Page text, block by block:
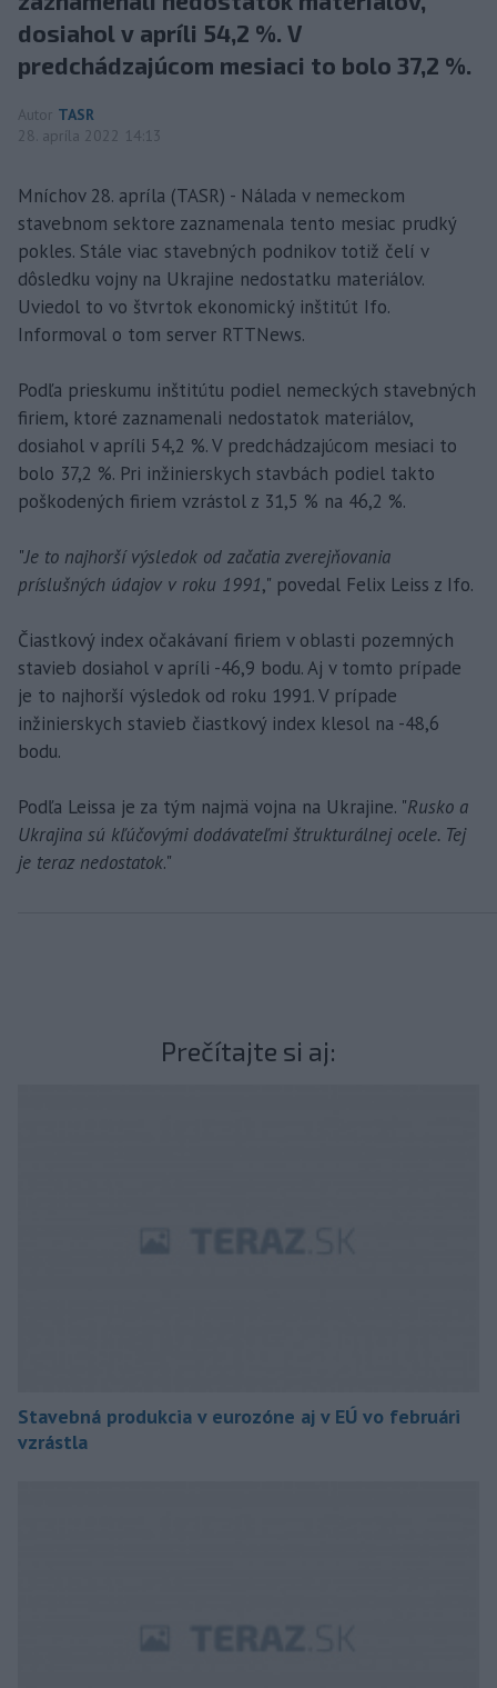
dosiahol v apríli 54,2 %. V
predchádzajúcom mesiaci to bolo 37,2 %.
Autor TASR
28. apríla 2022 14:13
Mníchov 28. apríla (TASR) - Nálada v nemeckom
stavebnom sektore zaznamenala tento mesiac prudký
pokles. Stále viac stavebných podnikov totiž čelí v
dôsledku vojny na Ukrajine nedostatku materiálov.
Uviedol to vo štvrtok ekonomický inštitút Ifo.
Informoval o tom server RTTNews.
Podľa prieskumu inštitútu podiel nemeckých stavebných
firiem, ktoré zaznamenali nedostatok materiálov,
dosiahol v apríli 54,2 %. V predchádzajúcom mesiaci to
bolo 37,2 %. Pri inžinierskych stavbách podiel takto
poškodených firiem vzrástol z 31,5 % na 46,2 %.
"Je to najhorší výsledok od začatia zverejňovania
príslušných údajov v roku 1991," povedal Felix Leiss z Ifo.
Čiastkový index očakávaní firiem v oblasti pozemných
stavieb dosiahol v apríli -46,9 bodu. Aj v tomto prípade
je to najhorší výsledok od roku 1991. V prípade
inžinierskych stavieb čiastkový index klesol na -48,6
bodu.
Podľa Leissa je za tým najmä vojna na Ukrajine. "Rusko a
Ukrajina sú kľúčovými dodávateľmi štrukturálnej ocele. Tej
je teraz nedostatok."
Prečítajte si aj:
Stavebná produkcia v eurozóne aj v EÚ vo februári
vzrástla